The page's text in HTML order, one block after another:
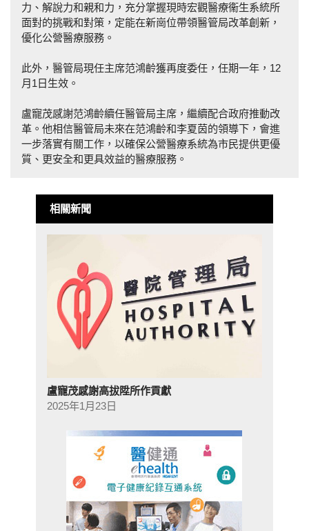
力、解說力和親和力，充分掌握現時宏觀醫療衞生系統所
面對的挑戰和對策，定能在新崗位帶領醫管局改革創新，
優化公營醫療服務。
此外，醫管局現任主席范鴻齡獲再度委任，任期一年，12
月1日生效。
盧寵茂感謝范鴻齡續任醫管局主席，繼續配合政府推動改
革。他相信醫管局未來在范鴻齡和李夏茵的領導下，會進
一步落實有關工作，以確保公營醫療系統為市民提供更優
質、更安全和更具效益的醫療服務。
相關新聞
盧寵茂感謝高拔陞所作貢獻
2025年1月23日